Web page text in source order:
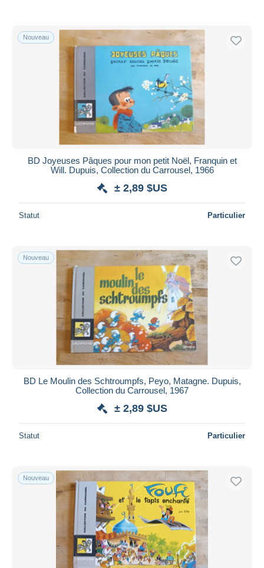
Nouveau
BD Joyeuses Pâques pour mon petit Noël, Franquin et
Will. Dupuis, Collection du Carrousel, 1966
± 2,89 $US
Statut Particulier
Nouveau
BD Le Moulin des Schtroumpfs, Peyo, Matagne. Dupuis,
Collection du Carrousel, 1967
± 2,89 $US
Statut Particulier
Nouveau